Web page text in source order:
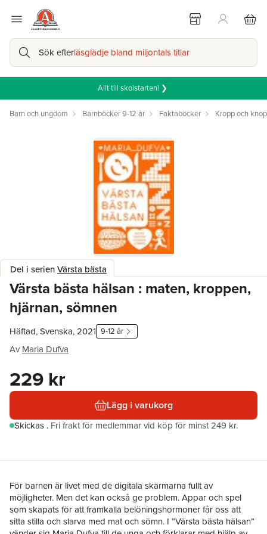
Sök efterläsglädje bland miljontals titlar
Allt till skolstarten! ❯
Barn och ungdom Barnböcker 9-12 år Faktaböcker Kropp och
Del i serienVärsta bästa
Värsta bästa hälsan : maten, kroppen,
hjärnan, sömnen
Häftad, Svenska, 2021 9-12 år
Av Maria Dufva
229 kr
Lägg i varukorg
Skickas . Fri frakt för medlemmar vid köp för minst 249 kr.
För barnen är livet med de digitala skärmarna fullt av
möjligheter. Men det kan också ge problem. Appar och spel
som skapats för att framkalla belöningshormoner får oss att
sitta stilla och slarva med mat och sömn. I ”Värsta bästa hälsan”